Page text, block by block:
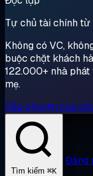
Tự chủ tài chính
Không có VC,
buộc chặt khách
122.000+ nhà
mẹ.
Câu chuyện của
Tìm kiếm ⌘K
Đăng